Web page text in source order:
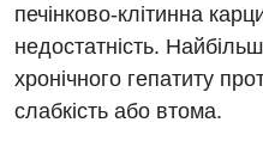
Відділення інтенсивної
Відділення
Швидка медична допомога
печінково-клітинна
недостатність.
хронічного гепатиту
слабкість або втома.